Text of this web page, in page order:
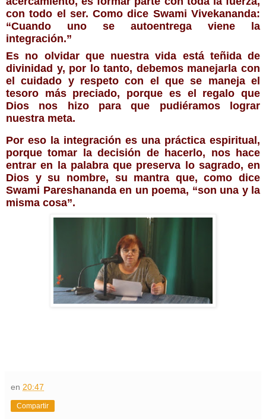
con todo el ser. Como dice Swami Vivekananda:
“Cuando uno se autoentrega viene la
integración.”
Es no olvidar que nuestra vida está teñida de
divinidad y, por lo tanto, debemos manejarla con
el cuidado y respeto con el que se maneja el
tesoro más preciado, porque es el regalo que
Dios nos hizo para que pudiéramos lograr
nuestra meta.
Por eso la integración es una práctica espiritual,
porque tomar la decisión de hacerlo, nos hace
entrar en la palabra que preserva lo sagrado, en
Dios y su nombre, su mantra que, como dice
Swami Pareshananda en un poema, “son una y la
misma cosa”.
en 20:47
Compartir